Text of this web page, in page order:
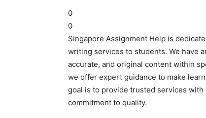
0
0
Singapore Assignment Help is
writing services to students. We have
accurate, and original content within
we offer expert guidance to make
goal is to provide trusted services
commitment to quality.